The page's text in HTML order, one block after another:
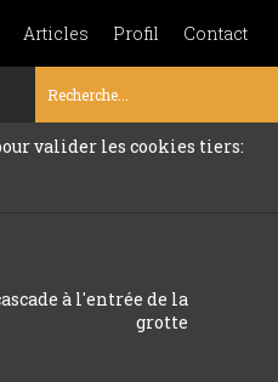
Articles Profil Contact
valider les cookies tiers:
à l'entrée de la
grotte